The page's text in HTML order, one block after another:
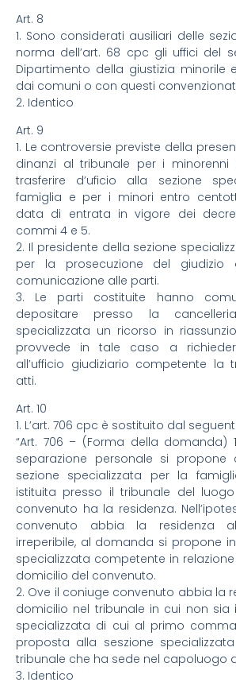
Art. 8
1. Sono considerati ausiliari delle
norma dell’art. 68 cpc gli uffici del
Dipartimento della giustizia minorile
dai comuni o con questi
2. Identico
Art. 9
1. Le controversie previste della
dinanzi al tribunale per i
trasferire d’uficio alla sezione
famiglia e per i minori entro
data di entrata in vigore dei
commi 4 e 5.
2. Il presidente della sezione
per la prosecuzione del giudizio
comunicazione alle parti.
3. Le parti costituite hanno
depositare presso la
specializzata un ricorso in
provvede in tale caso a
all’ufficio giudiziario competente la
atti.
Art. 10
1. L’art. 706 cpc è sostituito dal
“Art. 706 – (Forma della domanda)
separazione personale si propone
sezione specializzata per la
istituita presso il tribunale del
convenuto ha la residenza.
convenuto abbia la residenza
irreperibile, al domanda si propone
specializzata competente in
domicilio del convenuto.
2. Ove il coniuge convenuto abbia la
domicilio nel tribunale in cui non sia
specializzata di cui al primo
proposta alla seszione
tribunale che ha sede nel capoluogo
3. Identico